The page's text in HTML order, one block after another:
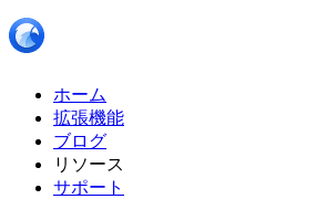
ホーム
拡張機能
ブログ
リソース
サポート